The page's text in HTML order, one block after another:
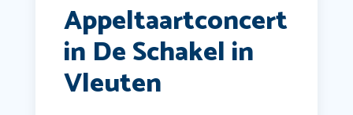
Appeltaartconcert
in De Schakel in
Vleuten